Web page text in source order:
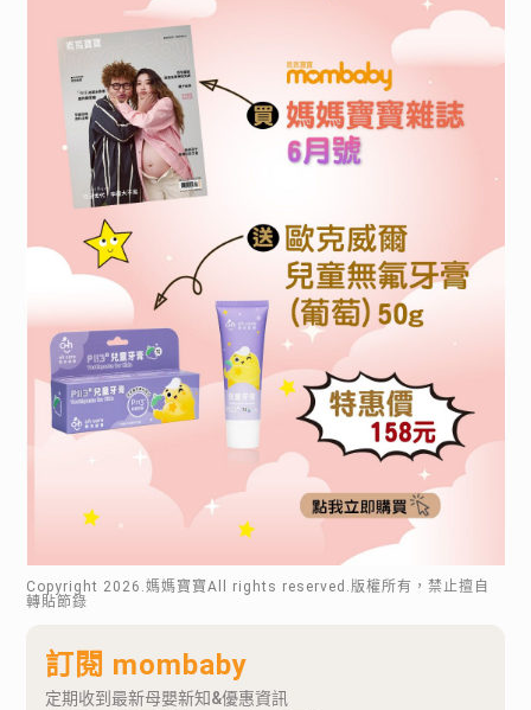
Copyright 2026 .媽媽寶寶All rights reserved.版權所有，禁止擅自
轉貼節錄
訂閱 mombaby
定期收到最新母嬰新知&優惠資訊